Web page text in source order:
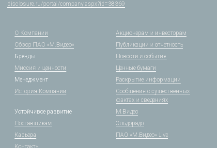
disclosure.ru/portal/company.aspx?id=38369
О Компании
Обзор ПАО «М.Видео»
Бренды
Миссия и ценности
Менеджмент
История Компании
Акционерам и инвесторам
Публикации и отчетность
Новости и события
Ценные бумаги
Раскрытие информации
Сообщения о существенных
фактах и сведениях
Устойчивое развитие
Поставщикам
Карьера
Контакты
М.Видео
Эльдорадо
ПАО «М.Видео» Live